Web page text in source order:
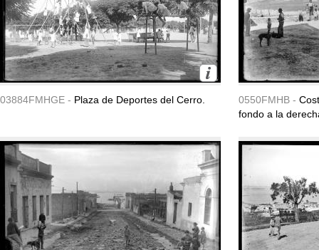
03884FMHGE - Plaza de Deportes del Cerro. 0550FMHB -
fondo a la